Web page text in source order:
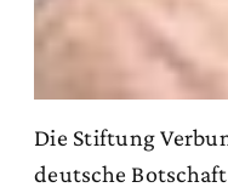
Die Stiftung
deutsche